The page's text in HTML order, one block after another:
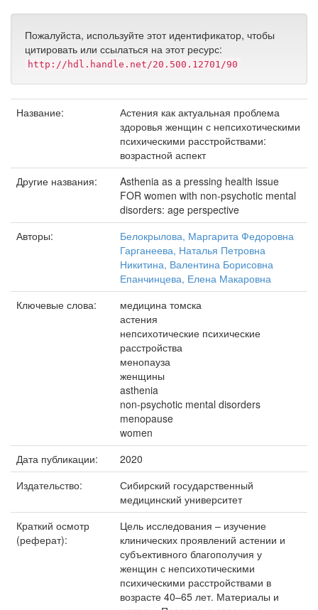
Пожалуйста, используйте этот идентификатор, чтобы
цитировать или ссылаться на этот ресурс:
http://hdl.handle.net/20.500.12701/90
Название:
Астения как актуальная проблема
здоровья женщин с непсихотическими
психическими расстройствами:
возрастной аспект
Другие названия:
Asthenia as a pressing health issue
FOR women with non-psychotic mental
disorders: age perspective
Авторы:
Белокрылова, Маргарита Федоровна
Гарганеева, Наталья Петровна
Никитина, Валентина Борисовна
Епанчинцева, Елена Макаровна
Ключевые слова:
медицина томска
астения
непсихотические психические
расстройства
менопауза
женщины
asthenia
non-psychotic mental disorders
menopause
women
Дата публикации:
2020
Издательство:
Сибирский государственный
медицинский университет
Краткий осмотр
(реферат):
Цель исследования – изучение
клинических проявлений астении и
субъективного благополучия у
женщин с непсихотическими
психическими расстройствами в
возрасте 40–65 лет. Материалы и